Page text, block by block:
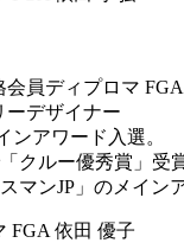
員ディプロマ FGA
デザイナー
ンアワード入選。
クルー優秀賞」受賞
マンJP」のメイン